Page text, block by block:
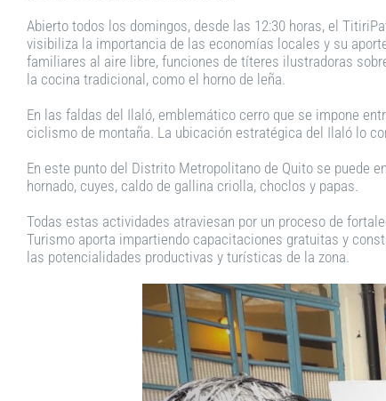
Abierto todos los domingos, desde las 12:30 horas, el
visibiliza la importancia de las economías locales y su
familiares al aire libre, funciones de títeres ilustradoras
la cocina tradicional, como el horno de leña.
En las faldas del Ilaló, emblemático cerro que se impone
ciclismo de montaña. La ubicación estratégica del Ilaló lo
En este punto del Distrito Metropolitano de Quito se puede
hornado, cuyes, caldo de gallina criolla, choclos y papas.
Todas estas actividades atraviesan por un proceso de
Turismo aporta impartiendo capacitaciones gratuitas y
las potencialidades productivas y turísticas de la zona.